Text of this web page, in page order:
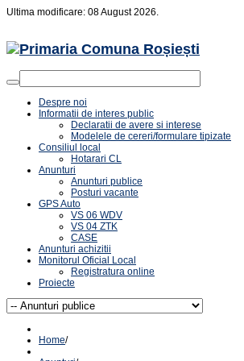
Ultima modificare: 08 August 2026.
Despre noi
Informatii de interes public
Declaratii de avere si interese
Modelele de cereri/formulare tipizate
Consiliul local
Hotarari CL
Anunturi
Anunturi publice
Posturi vacante
GPS Auto
VS 06 WDV
VS 04 ZTK
CASE
Anunturi achizitii
Monitorul Oficial Local
Registratura online
Proiecte
Home/